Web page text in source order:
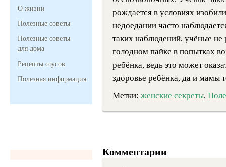
О жизни
Полезные советы
Полезные советы
для дома
Рецепты соусов
Полезная информация
рождается в условиях
недоедании часто
таких наблюдений, учёные
голодном пайке в попытках
ребёнка, ведь это может
здоровье ребёнка, да и мамы
Метки: женские секреты,
Комментарии